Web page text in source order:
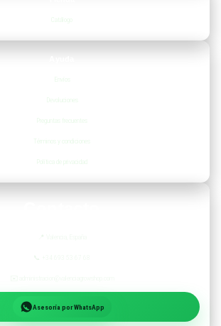
Catálogo
Preguntas frecuentes
Términos y condiciones
Política de privacidad
Asesoría por WhatsApp